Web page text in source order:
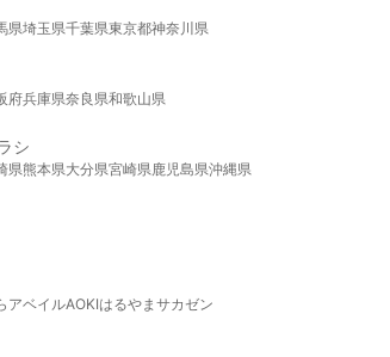
県埼玉県千葉県東京都神奈川県
府兵庫県奈良県和歌山県
シ
県熊本県大分県宮崎県鹿児島県沖縄県
アベイルAOKIはるやま サカゼン